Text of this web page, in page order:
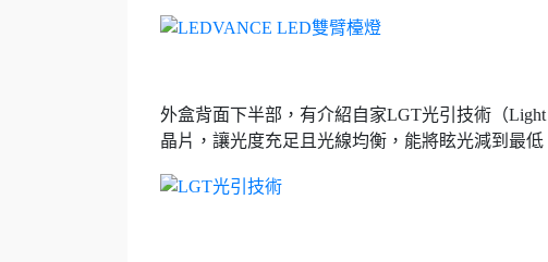
外盒背面下半部，有介紹自家LGT光引技術（
晶片，讓光度充足且光線均衡，能將眩光減到最